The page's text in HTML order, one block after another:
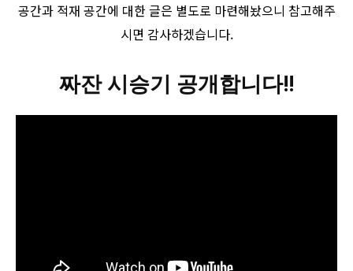
공간과 적재 공간에 대한 글은 별도로 마련해놨으니 참고해주
시면 감사하겠습니다.
짜잔 시승기 공개합니다!!